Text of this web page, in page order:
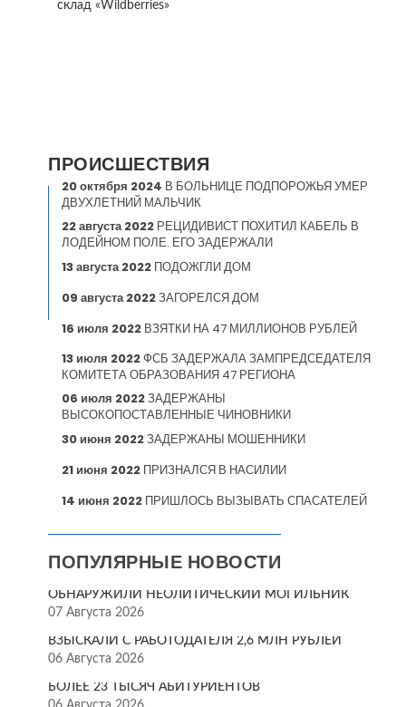
склад «Wildberries»
ПРОИСШЕСТВИЯ
20 октября 2024 В БОЛЬНИЦЕ ПОДПОРОЖЬЯ УМЕР
ДВУХЛЕТНИЙ МАЛЬЧИК
22 августа 2022 РЕЦИДИВИСТ ПОХИТИЛ КАБЕЛЬ В
ЛОДЕЙНОМ ПОЛЕ. ЕГО ЗАДЕРЖАЛИ
13 августа 2022 ПОДОЖГЛИ ДОМ
09 августа 2022ЗАГОРЕЛСЯ ДОМ
16 июля 2022 ВЗЯТКИ НА 47 МИЛЛИОНОВ РУБЛЕЙ
13 июля 2022ФСБ ЗАДЕРЖАЛА ЗАМПРЕДСЕДАТЕЛЯ
КОМИТЕТА ОБРАЗОВАНИЯ 47 РЕГИОНА
06 июля 2022ЗАДЕРЖАНЫ
ВЫСОКОПОСТАВЛЕННЫЕ ЧИНОВНИКИ
30 июня 2022ЗАДЕРЖАНЫ МОШЕННИКИ
21 июня 2022 ПРИЗНАЛСЯ В НАСИЛИИ
14 июня 2022 ПРИШЛОСЬ ВЫЗЫВАТЬ СПАСАТЕЛЕЙ
ПОПУЛЯРНЫЕ НОВОСТИ
ОБНАРУЖИЛИ НЕОЛИТИЧЕСКИЙ МОГИЛЬНИК
07 Августа 2026
ВЗЫСКАЛИ С РАБОТОДАТЕЛЯ 2,6 МЛН РУБЛЕЙ
06 Августа 2026
БОЛЕЕ 23 ТЫСЯЧ АБИТУРИЕНТОВ